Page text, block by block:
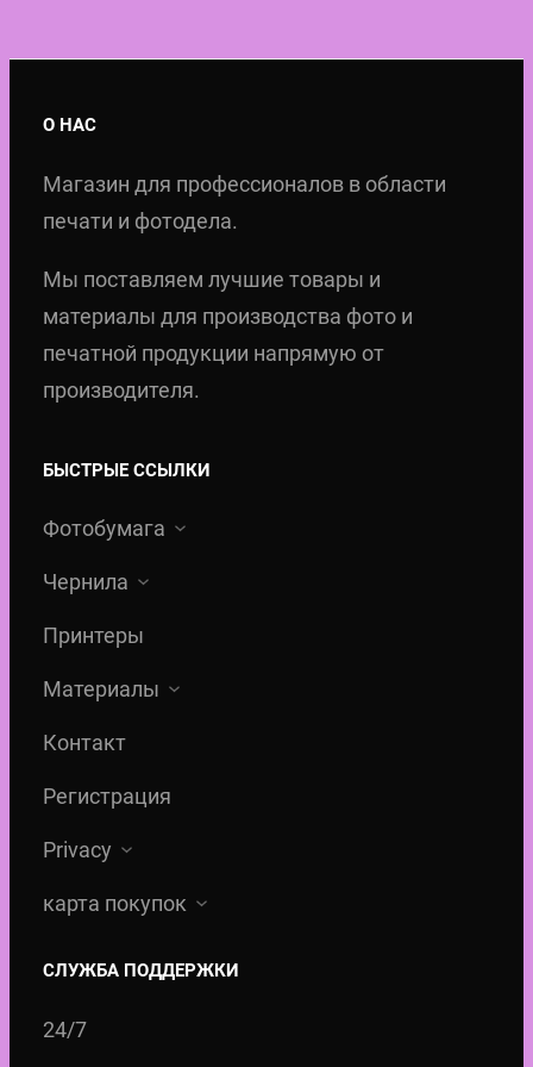
О НАС
Магазин для профессионалов в области
печати и фотодела.
Мы поставляем лучшие товары и
материалы для производства фото и
печатной продукции напрямую от
производителя.
БЫСТРЫЕ ССЫЛКИ
Фотобумага
Чернила
Принтеры
Материалы
Контакт
Регистрация
Privacy
карта покупок
СЛУЖБА ПОДДЕРЖКИ
24/7